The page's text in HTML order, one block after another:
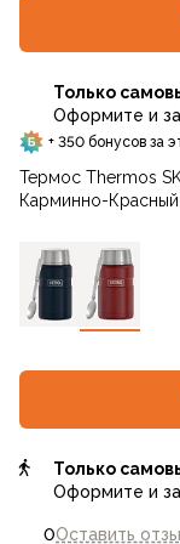
0Оставить
Только
Оформите и
+ 350 бонусов за
Термос Thermos
Карминно-Красный
Только
Оформите и